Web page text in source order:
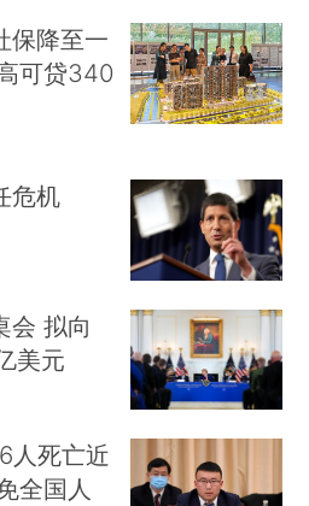
保降至一
可贷340
危机
会 拟向
美元
人死亡近
全国人